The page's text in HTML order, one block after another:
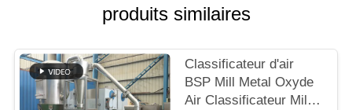
DU
SITE
produits similaires
Classificateur d'air
BSP Mill Metal Oxyde
Air Classificateur Mill